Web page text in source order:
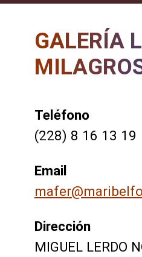
GALERÍA
Teléfono
(228) 8 16 13 19
Email
Dirección
MIGUEL LERDO